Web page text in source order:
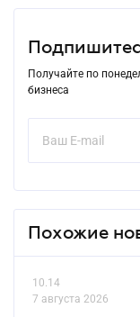
Получайте по
бизнеса
Похожие
10.14
7 августа 2026